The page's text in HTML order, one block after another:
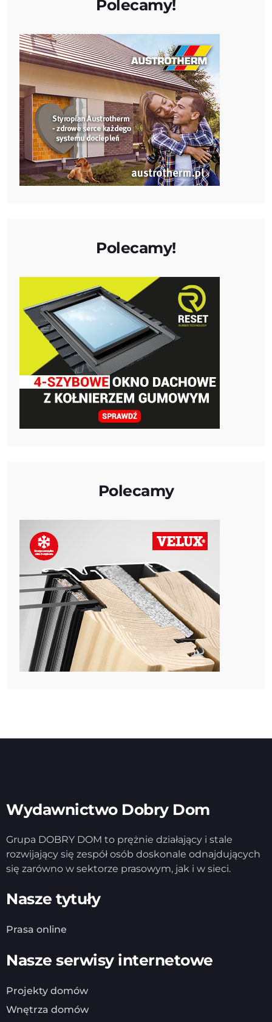
Polecamy!
Polecamy!
Polecamy
Wydawnictwo Dobry Dom
Grupa DOBRY DOM to prężnie działający i stale
rozwijający się zespół osób doskonale odnajdujących
się zarówno w sektorze prasowym, jak i w sieci.
Nasze tytuły
Prasa online
Nasze serwisy internetowe
Projekty domów
Wnętrza domów